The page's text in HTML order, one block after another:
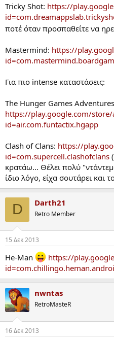
Tricky Shot: https://
ποτέ όταν προσπαθείτε να
Mastermind: https://
Για πιο intense καταστάσεις:
The Hunger Games
https://play.google.com/store/
id=air.com.funtactix.hgapp
Clash of Clans: https://
id=com.supercell.clashofclans
κρατάω... Θέλει πολύ
ίδιο λόγο, είχα σουτάρει και
D Darth21
Retro Member
15 Δεκ 2013
He-Man
https://
nwntas
RetroMasteR
16 Δεκ 2013